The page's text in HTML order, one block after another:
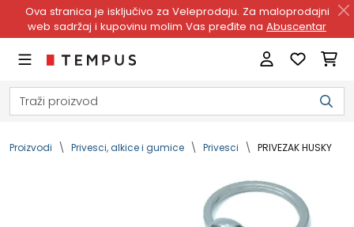
Ova stranica je isključivo za Veleprodaju. Za maloprodajni
web sadržaj i kupovinu molim Vas pređite na Abuscentar
Proizvodi Privesci, alkice i gumice Privesci PRIVEZAK HUSKY